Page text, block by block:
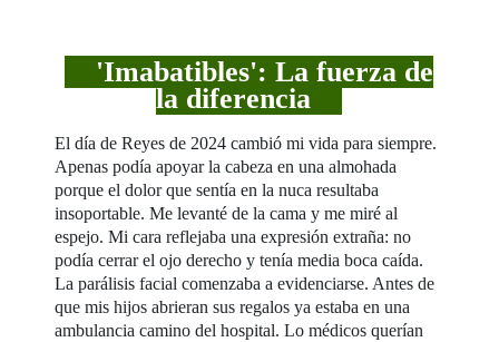
'Imabatibles':La fuerza de
la diferencia
El día de Reyes de 2024 cambió mi vida para siempre.
Apenas podía apoyar la cabeza en una almohada
porque el dolor que sentía en la nuca resultaba
insoportable. Me levanté de la cama y me miré al
espejo. Mi cara reflejaba una expresión extraña: no
podía cerrar el ojo derecho y tenía media boca caída.
La parálisis facial comenzaba a evidenciarse. Antes de
que mis hijos abrieran sus regalos ya estaba en una
ambulancia camino del hospital. Lo médicos querían